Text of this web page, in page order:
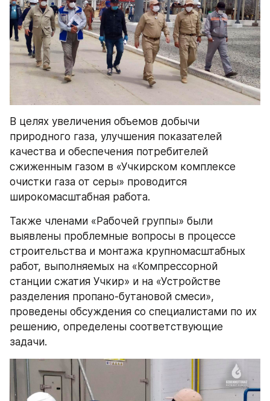
В целях увеличения объемов добычи
природного газа, улучшения показателей
качества и обеспечения потребителей
сжиженным газом в «Учкирском комплексе
очистки газа от серы» проводится
широкомасштабная работа.
Также членами «Рабочей группы» были
выявлены проблемные вопросы в процессе
строительства и монтажа крупномасштабных
работ, выполняемых на «Компрессорной
станции сжатия Учкир» и на «Устройстве
разделения пропано-бутановой смеси»,
проведены обсуждения со специалистами по их
решению, определены соответствующие
задачи.